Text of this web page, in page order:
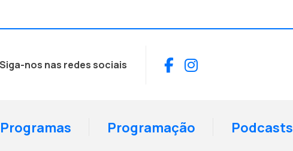
Siga-nos nas redes sociais Facebook
Instagram
Programas Programação Podcasts